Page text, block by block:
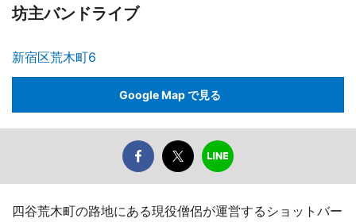
坊主バンドライブ
新宿区荒木町6
Google Map で見る
四谷荒木町の路地にある現役僧侶が運営するショットバー